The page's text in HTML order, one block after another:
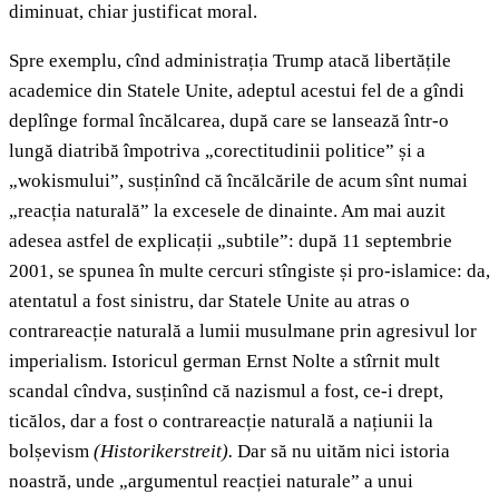
diminuat, chiar justificat moral.
Spre exemplu, cînd administrația Trump atacă libertățile
academice din Statele Unite, adeptul acestui fel de a gîndi
deplînge formal încălcarea, după care se lansează într-o
lungă diatribă împotriva „corectitudinii politice” și a
„wokismului”, susținînd că încălcările de acum sînt numai
„reacția naturală” la excesele de dinainte. Am mai auzit
adesea astfel de explicații „subtile”: după 11 septembrie
2001, se spunea în multe cercuri stîngiste și pro-islamice: da,
atentatul a fost sinistru, dar Statele Unite au atras o
contrareacție naturală a lumii musulmane prin agresivul lor
imperialism. Istoricul german Ernst Nolte a stîrnit mult
scandal cîndva, susținînd că nazismul a fost, ce-i drept,
ticălos, dar a fost o contrareacție naturală a națiunii la
bolșevism (Historikerstreit). Dar să nu uităm nici istoria
noastră, unde „argumentul reacției naturale” a unui